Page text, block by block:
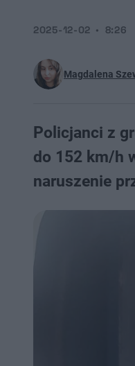
Magdalena
2025-12-02 8:26
Policjanci z
do 152 km/h
naruszenie